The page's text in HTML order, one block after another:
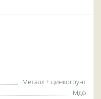
Металл + цинкогрунт
Мдф